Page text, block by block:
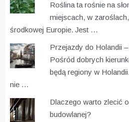
Roślina ta rośnie na
miejscach, w
środkowej Europie. Jest …
Przejazdy do Holandii
Pośród dobrych
będą regiony w
nie …
Dlaczego warto zlecić
budowlanej?